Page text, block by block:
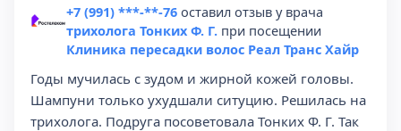
+7 (991) ***-**-76 оставил отзыв у врача
трихолога Тонких Ф. Г. при посещении
Клиника пересадки волос Реал Транс Хайр
Годы мучилась с зудом и жирной кожей головы.
Шампуни только ухудшали ситуцию. Решилась на
трихолога. Подруга посоветовала Тонких Ф. Г. Так